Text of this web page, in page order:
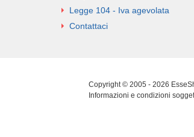
Legge 104 - Iva agevolata
Contattaci
Copyright © 2005 - 2026
Informazioni e condizioni